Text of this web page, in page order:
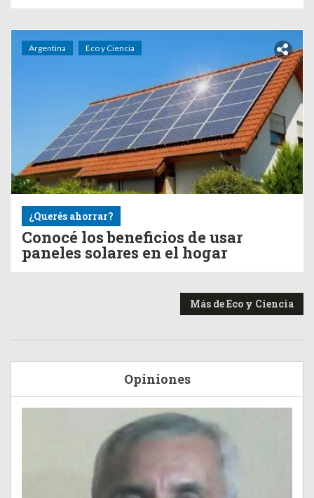
Argentina Eco y Ciencia
¿Querés ahorrar?
Conocé los beneficios de usar
paneles solares en el hogar
Más de Eco y Ciencia
Opiniones